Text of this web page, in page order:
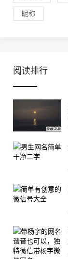
昵称
阅读排行